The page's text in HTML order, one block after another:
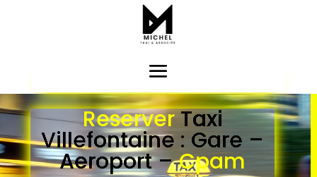
ReserverTaxi
Villefontaine : Gare –
Aeroport –Cpam